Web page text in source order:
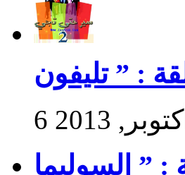
6 أكتوبر, 2013